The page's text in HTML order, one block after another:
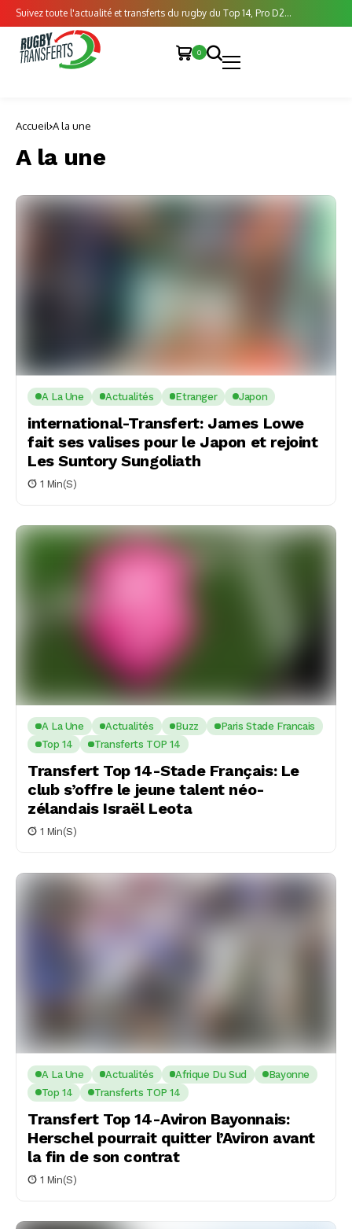
Suivez toute l'actualité et transferts du rugby du Top 14, Pro D2...
0
Accueil A la une
A la une
A La Une Actualités Etranger Japon
international-Transfert: James Lowe
fait ses valises pour le Japon et rejoint
Les Suntory Sungoliath
1 Min(s)
A La Une Actualités Buzz
Paris Stade Francais
Top 14
Transferts TOP 14
Transfert Top 14-Stade Français: Le
club s’offre le jeune talent néo-
zélandais Israël Leota
1 Min(s)
A La Une Actualités Afrique Du Sud
Bayonne
Top 14
Transferts TOP 14
Transfert Top 14-Aviron Bayonnais:
Herschel pourrait quitter l’Aviron avant
la fin de son contrat
1 Min(s)